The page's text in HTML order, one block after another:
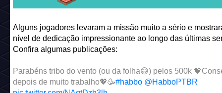
Alguns jogadores levaram a missão muito a sério e
nível de dedicação impressionante ao longo das últimas
Confira algumas publicações:
Parabéns tribo do vento (ou da folha😅) pelos 500k
depois de muito trabalho💖🥳#habbo @HabboPTBR